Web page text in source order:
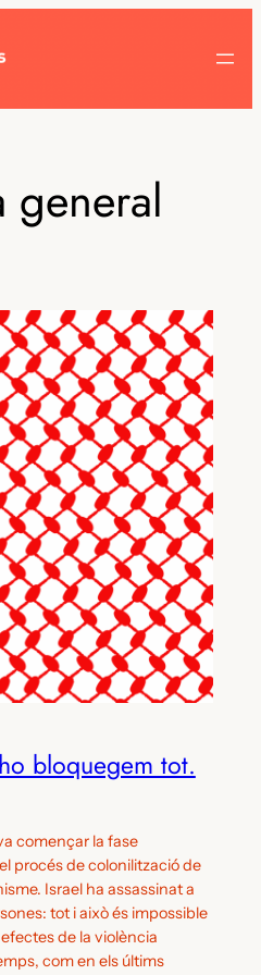
general
bloquegem tot.
començar la fase
procés de colonilització de
Israel ha assassinat a
tot i això és impossible
de la violència
com en els últims